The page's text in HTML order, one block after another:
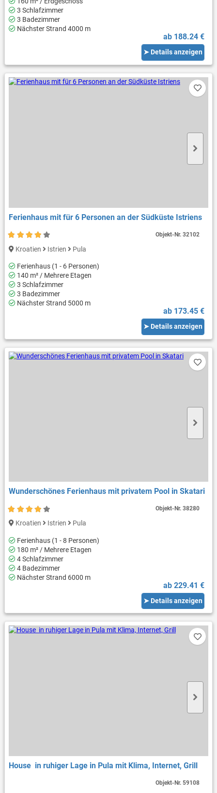
3 Schlafzimmer
3 Badezimmer
Nächster Strand 4000 m
ab 188.24 €
➤ Details anzeigen
Ferienhaus mit für 6 Personen an der Südküste Istriens
Kroatien Istrien Pula
Ferienhaus (1 - 6 Personen)
140 m² / Mehrere Etagen
3 Schlafzimmer
3 Badezimmer
Nächster Strand 5000 m
ab 173.45 €
➤ Details anzeigen
Objekt-Nr.32102
Wunderschönes Ferienhaus mit privatem Pool in Skatari
Kroatien Istrien Pula
Ferienhaus (1 - 8 Personen)
180 m² / Mehrere Etagen
4 Schlafzimmer
4 Badezimmer
Nächster Strand 6000 m
ab 229.41 €
➤ Details anzeigen
Objekt-Nr.38280
House in ruhiger Lage in Pula mit Klima, Internet, Grill
Objekt-Nr.59108